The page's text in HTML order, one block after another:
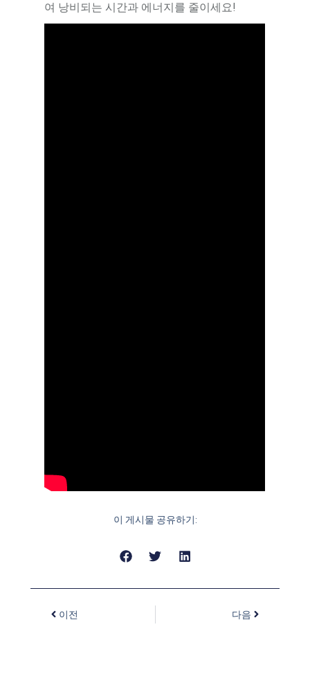
여 낭비되는 시간과 에너지를 줄이세요!
이 게시물 공유하기:
이전 다음